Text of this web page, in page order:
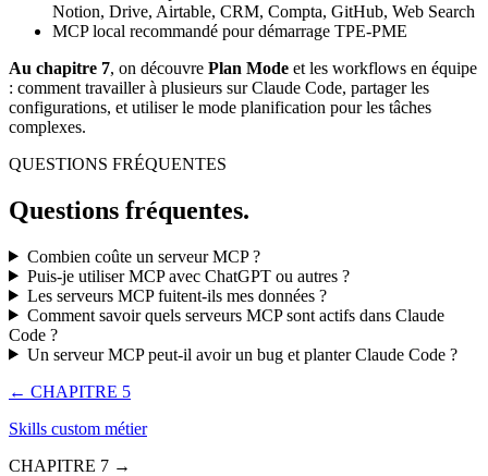
Notion, Drive, Airtable, CRM, Compta, GitHub, Web Search
MCP local recommandé pour démarrage TPE-PME
Au chapitre 7, on découvre Plan Mode et les workflows en équipe
: comment travailler à plusieurs sur Claude Code, partager les
configurations, et utiliser le mode planification pour les tâches
complexes.
QUESTIONS FRÉQUENTES
Questions fréquentes.
Combien coûte un serveur MCP ?
Puis-je utiliser MCP avec ChatGPT ou autres ?
Les serveurs MCP fuitent-ils mes données ?
Comment savoir quels serveurs MCP sont actifs dans Claude
Code ?
Un serveur MCP peut-il avoir un bug et planter Claude Code ?
← CHAPITRE 5
Skills custom métier
CHAPITRE 7 →